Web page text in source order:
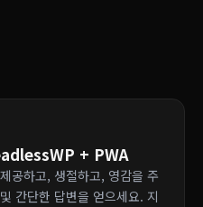
+ PWA
하고, 생절하고, 영감을 주
간단한 답변을 얻으세요. 지